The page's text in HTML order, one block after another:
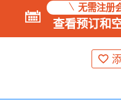
无需注册
查看预订和